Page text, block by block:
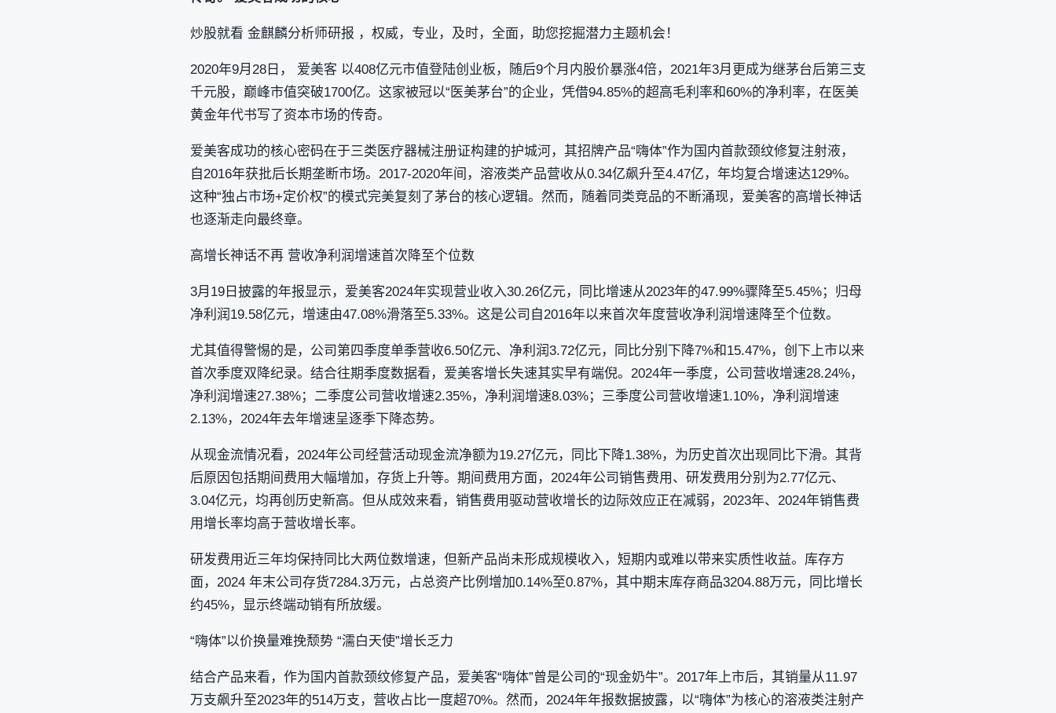
炒股就看 金麒麟分析师研报 ，权威，专业，及时，全面，助您挖掘潜力主题机会！
2020年9月28日， 爱美客 以408亿元市值登陆创业板，随后9个月内股价暴涨4倍，2021年3月更成为继茅台后第三支
千元股，巅峰市值突破1700亿。这家被冠以“医美茅台”的企业，凭借94.85%的超高毛利率和60%的净利率，在医美
黄金年代书写了资本市场的传奇。
爱美客成功的核心密码在于三类医疗器械注册证构建的护城河，其招牌产品“嗨体”作为国内首款颈纹修复注射液，
自2016年获批后长期垄断市场。2017-2020年间，溶液类产品营收从0.34亿飙升至4.47亿，年均复合增速达129%。
这种“独占市场+定价权”的模式完美复刻了茅台的核心逻辑。然而，随着同类竞品的不断涌现，爱美客的高增长神话
也逐渐走向最终章。
高增长神话不再 营收净利润增速首次降至个位数
3月19日披露的年报显示，爱美客2024年实现营业收入30.26亿元，同比增速从2023年的47.99%骤降至5.45%；归母
净利润19.58亿元，增速由47.08%滑落至5.33%。这是公司自2016年以来首次年度营收净利润增速降至个位数。
尤其值得警惕的是，公司第四季度单季营收6.50亿元、净利润3.72亿元，同比分别下降7%和15.47%，创下上市以来
首次季度双降纪录。结合往期季度数据看，爱美客增长失速其实早有端倪。2024年一季度，公司营收增速28.24%，
净利润增速27.38%；二季度公司营收增速2.35%，净利润增速8.03%；三季度公司营收增速1.10%，净利润增速
2.13%，2024年去年增速呈逐季下降态势。
从现金流情况看，2024年公司经营活动现金流净额为19.27亿元，同比下降1.38%，为历史首次出现同比下滑。其背
后原因包括期间费用大幅增加，存货上升等。期间费用方面，2024年公司销售费用、研发费用分别为2.77亿元、
3.04亿元，均再创历史新高。但从成效来看，销售费用驱动营收增长的边际效应正在减弱，2023年、2024年销售费
用增长率均高于营收增长率。
研发费用近三年均保持同比大两位数增速，但新产品尚未形成规模收入，短期内或难以带来实质性收益。库存方
面，2024 年末公司存货7284.3万元，占总资产比例增加0.14%至0.87%，其中期末库存商品3204.88万元，同比增长
约45%，显示终端动销有所放缓。
“嗨体”以价换量难挽颓势 “濡白天使”增长乏力
结合产品来看，作为国内首款颈纹修复产品，爱美客“嗨体”曾是公司的“现金奶牛”。2017年上市后，其销量从11.97
万支飙升至2023年的514万支，营收占比一度超70%。然而，2024年年报数据披露，以“嗨体”为核心的溶液类注射产